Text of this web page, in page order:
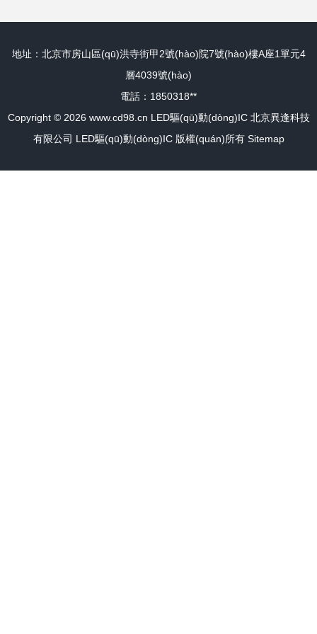
方案
地址：北京市房山區(qū)洪寺街甲2號(hào)院7號(hào)樓A座1單元4
層4039號(hào)
電話：1850318**
Copyright © 2026 www.cd98.cn LED驅(qū)動(dòng)IC 北京異逢科技
有限公司 LED驅(qū)動(dòng)IC版權(quán)所有 Sitemap